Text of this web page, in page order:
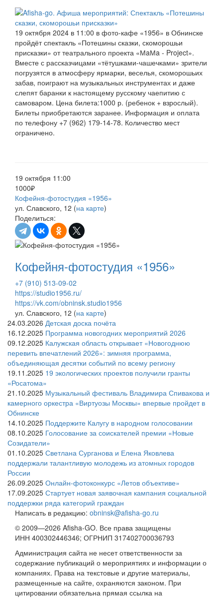
19 октября 2024 в 11:00 в фото-кафе «1956» в Обнинске
пройдёт спектакль «Потешины сказки, скоморошьи
присказки» от театрального проекта «МaМa - Project».
Вместе с рассказчицами «тётушками-чашечками» зрители
погрузятся в атмосферу ярмарки, веселья, скоморошьих
забав, поиграют на музыкальных инструментах и даже
слепят баранки к настоящему русскому чаепитию с
самоваром. Цена билета:1000 р. (ребенок + взрослый).
Билеты приобретаются заранее. Информация и оплата
по телефону +7 (962) 179-14-78. Количество мест
ограничено.
19 октября 11:00
1000₽
Кофейня-фотостудия «1956»
ул. Славского, 12 (на карте)
Поделиться:
Кофейня-фотостудия «1956»
+7 (910) 513-09-02
https://studio1956.ru/
https://vk.com/obninsk.studio1956
ул. Славского, 12 (на карте)
24.03.2026 Детская доска почёта
16.12.2025 Программа новогодних мероприятий 2026
09.12.2025 Калужская область открывает «Новогоднюю
перевить впечатлений 2026»: зимняя программа,
объединяющая десятки событий по всему региону
19.11.2025 19 экологических проектов получили гранты
«Росатома»
21.10.2025 Музыкальный фестиваль Владимира Спивакова и
камерного оркестра «Виртуозы Москвы» впервые пройдет в
Обнинске
14.10.2025 Поддержите Калугу в народном голосовании
08.10.2025 Голосование за соискателей премии «Новые
Созидатели»
01.10.2025 Светлана Сурганова и Елена Яковлева
поддержали талантливую молодежь из атомных городов
России
26.09.2025 Онлайн-фотоконкурс «Летов объективе»
17.09.2025 Стартует новая заявочная кампания социальной
поддержки ряда категорий граждан
Написать в редакцию: obninsk@afisha-go.ru
© 2009—2026 Afisha-GO. Все права защищены
ИНН 400302446346; ОГРНИП 317402700036793
Администрация сайта не несет ответственности за
содержание публикаций о мероприятиях и информации о
компаниях. Права на текстовые и другие материалы,
размещенные на сайте, охраняются законом. При
цитировании обязательна прямая ссылка на